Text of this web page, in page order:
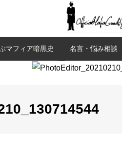
マフィア暗黒史 名言・悩み相談